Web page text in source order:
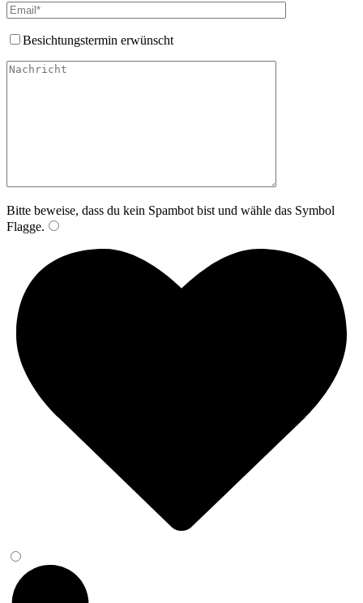
Besichtungstermin erwünscht
Bitte beweise, dass du kein Spambot bist und wähle das Symbol
Flagge.